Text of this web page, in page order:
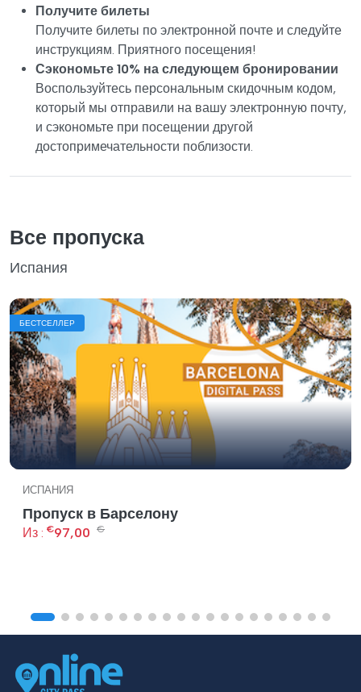
Получите билеты
Получите билеты по электронной почте и следуйте
инструкциям. Приятного посещения!
Сэкономьте 10% на следующем бронировании
Воспользуйтесь персональным скидочным кодом,
который мы отправили на вашу электронную почту,
и сэкономьте при посещении другой
достопримечательности поблизости.
Все пропуска
Испания
БЕСТСЕЛЛЕР
ИСПАНИЯ
Пропуск в Барселону
Из : €97,00 €